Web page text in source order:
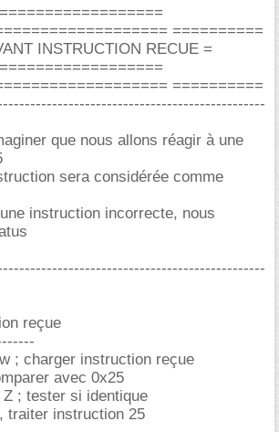
==========
INSTRUCTION RECUE =
==========
que nous allons réagir à une
sera considérée comme
instruction incorrecte, nous
reçue
; charger instruction reçue
avec 0x25
; tester si identique
traiter instruction 25